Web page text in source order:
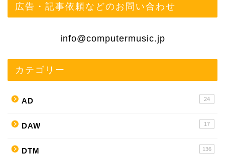
広告・記事依頼などのお問い合わせ
info@computermusic.jp
カテゴリー
AD 24
DAW 17
DTM 136